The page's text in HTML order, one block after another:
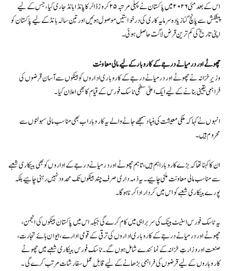
اس کے بعد مئی ۲۰۲۶ میں پاکستان نے پہلی مرتبہ ۲۵ کروڑ ڈالر کا پانڈا بانڈ جاری کیا، جس کے لیے
پیشکش سے پانچ گنا زیادہ سرمایہ کاری کی درخواستیں موصول ہوئیں اور تین سالہ بانڈ کے لیے پاکستان کو
اپنی تاریخ کی کم ترین قرض لاگت حاصل ہوئی۔
چھوٹے اور درمیانے درجے کے کاروبار کے لیے مالی معاونت
وزیرِ خزانہ نے چھوٹے اور درمیانے درجے کے کاروباری اداروں کو بینکوں سے آسان قرضوں کی
فراہمی یقینی بنانے کے لیے ایک اعلیٰ سطحی ٹاسک فورس کے قیام کا بھی اعلان کیا۔
انہوں نے کہا کہ ملکی معیشت کی بنیاد سمجھے جانے والے یہ کاروبار اب بھی مناسب مالی سہولتوں سے
محروم ہیں۔
ان کا کہنا تھا کہ بڑے کاروبار اہم ہیں، تاہم چھوٹے اور درمیانے درجے کے اداروں کو بھی بینکاری شعبے
سے مناسب مالی معاونت ملنی چاہیے۔ یہ ذمہ داری صرف چند بینکوں تک محدود نہیں رہنی چاہیے بلکہ
پورے بینکاری شعبے کو اس میں کردار ادا کرنا ہوگا۔
یہ ٹاسک فورس اسٹیٹ بینک کی سربراہی میں کام کرے گی جبکہ اس میں پاکستان بینکوں کی انجمن،
چھوٹے اور درمیانے درجے کے کاروباری اداروں کی ترقی کے قومی ادارے، ایوان ہائے تجارت،
صنعت اور وزارتِ خزانہ کے نمائندے شامل ہوں گے۔ ٹاسک فورس بینکاری شعبے میں چھوٹے
کاروباروں کے لیے قرضوں کی فراہمی بڑھانے کے لیے قابلِ عمل سفارشات مرتب کرے گی۔